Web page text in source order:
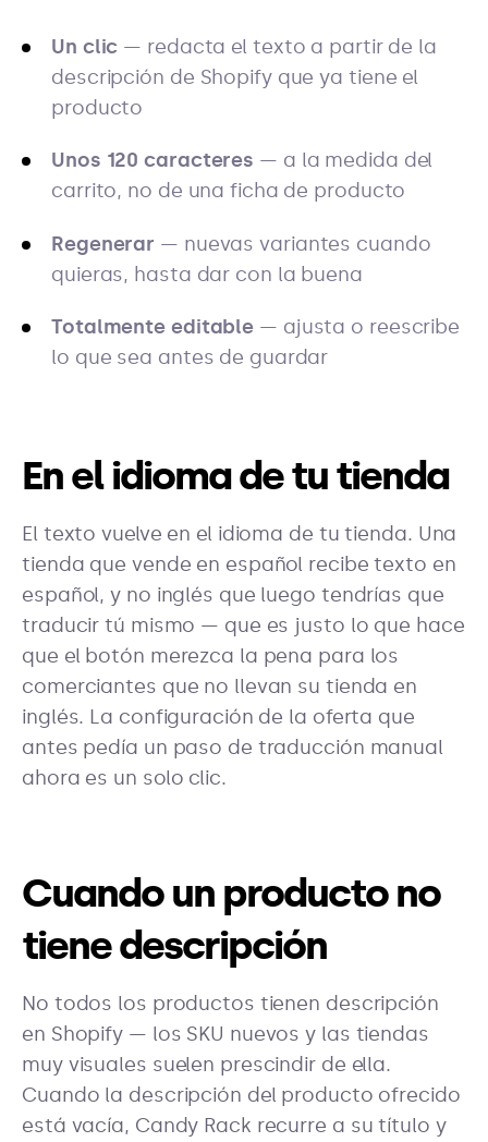
Un clic — redacta el texto a partir de la
descripción de Shopify que ya tiene el
producto
Unos 120 caracteres — a la medida del
carrito, no de una ficha de producto
Regenerar — nuevas variantes cuando
quieras, hasta dar con la buena
Totalmente editable — ajusta o reescribe
lo que sea antes de guardar
En el idioma de tu tienda
El texto vuelve en el idioma de tu tienda. Una
tienda que vende en español recibe texto en
español, y no inglés que luego tendrías que
traducir tú mismo — que es justo lo que hace
que el botón merezca la pena para los
comerciantes que no llevan su tienda en
inglés. La configuración de la oferta que
antes pedía un paso de traducción manual
ahora es un solo clic.
Cuando un producto no
tiene descripción
No todos los productos tienen descripción
en Shopify — los SKU nuevos y las tiendas
muy visuales suelen prescindir de ella.
Cuando la descripción del producto ofrecido
está vacía, Candy Rack recurre a su título y